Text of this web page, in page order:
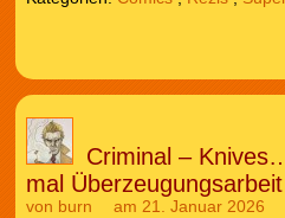
Criminal –
mal
von burn am 21. Januar 2026